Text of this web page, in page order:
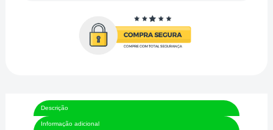
Descrição
Informação adicional